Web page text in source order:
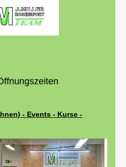
- Events - Kurse -